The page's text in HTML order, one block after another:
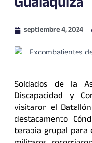
septiembre 4, 2024
Soldados de la
Discapacidad y
visitaron el
destacamento
terapia grupal para